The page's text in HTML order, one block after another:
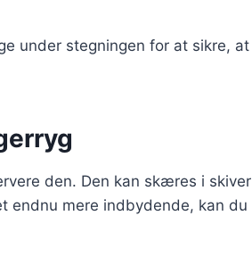
under stegningen for at sikre, at
den. Den kan skæres i skiver
endnu mere indbydende, kan du